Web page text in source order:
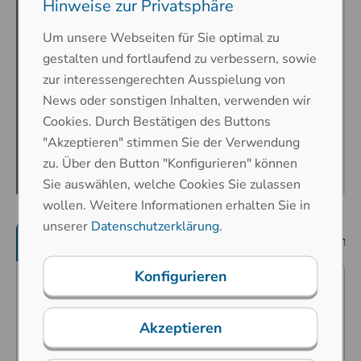
mechanische
Prädestiniert für öffentliche
Umgebungen (Vandalismusgefahr),
industrielle Extremumgebungen
Hinweise zur Privatsphäre
Um unsere Webseiten für Sie optimal zu
gestalten und fortlaufend zu verbessern, sowie
zur interessengerechten Ausspielung von
News oder sonstigen Inhalten, verwenden wir
Cookies. Durch Bestätigen des Buttons
"Akzeptieren" stimmen Sie der Verwendung
zu. Über den Button "Konfigurieren" können
Sie auswählen, welche Cookies Sie zulassen
wollen. Weitere Informationen erhalten Sie in
unserer Datenschutzerklärung.
Konfigurieren
Akzeptieren